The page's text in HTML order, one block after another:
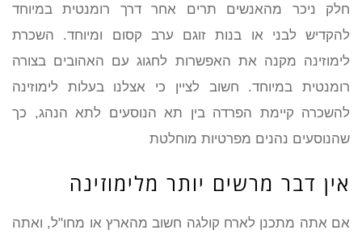
חלק ניכר מהאנשים תרים אחר דרך רומנטית במיוחד
להקדיש לבני או בנות זוגם ערב קסום ומיוחד. השכרת
לימוזינה מקנה את האפשרות לחגוג עם האהובים בצורה
רומנטית במיוחד. חשוב לציין כי אצלנו בעלות לימוזינה
להשכרה קיימת הפרדה בין תא הנוסעים לתא הנהג, כך
שהנוסעים נהנים מפרטיות מוחלטת
אין דבר מרשים יותר מלימוזינה
אם אתה מתכנן לארח קולגה חשוב מהארץ או מחו"ל, ואתה